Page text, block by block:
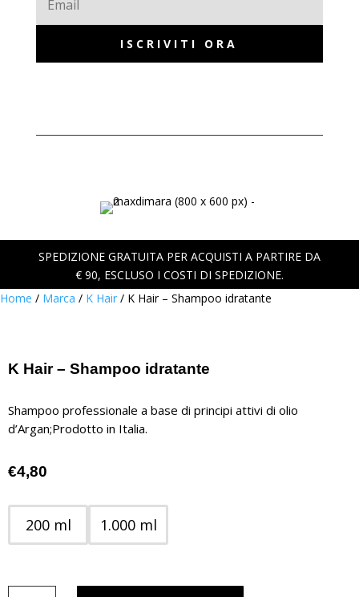
ISCRIVITI ORA
SPEDIZIONE GRATUITA PER ACQUISTI A PARTIRE DA
€ 90, ESCLUSO I COSTI DI SPEDIZIONE.
Home / Marca / K Hair / K Hair – Shampoo idratante
K Hair – Shampoo idratante
Shampoo professionale a base di principi attivi di olio
d’Argan;Prodotto in Italia.
€4,80
200 ml 1.000 ml